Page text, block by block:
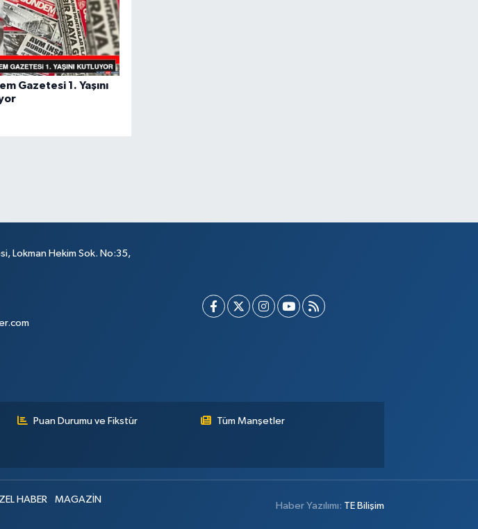
Gazetesi 1. Yaşını
Lokman Hekim Sok. No:35,
Puan Durumu ve Fikstür Tüm Manşetler
HABER MAGAZİN
Haber Yazılımı: TE Bilişim